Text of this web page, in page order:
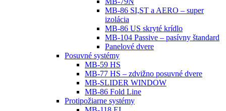
MB-86 SI,ST a AERO – super
izolácia
MB-86 US skryté krídlo
MB-104 Passive – pasívny štandard
Panelové dvere
Posuvné systémy
MB-59 HS
MB-77 HS – zdvižno posuvné dvere
MB-SLIDER WINDOW
MB-86 Fold Line
Protipožiarne systémy